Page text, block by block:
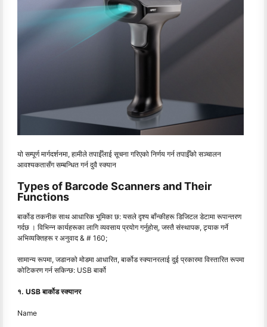
यो सम्पूर्ण मार्गदर्शनमा, हामीले तपाईँलाई सूचना गरिएको निर्णय गर्न तपाईँको सञ्चालन
आवश्यकतासँग सम्बन्धित गर्न दुवै स्क्यान
Types of Barcode Scanners and Their
Functions
बार्कोड तकनीक साथ आधारिक भूमिका छ: यसले दृश्य बाँन्कीहरू डिजिटल डेटामा रूपान्तरण
गर्दछ । विभिन्न कार्यहरूका लागि व्यवसाय प्रयोग गर्नुहोस्, जस्तै संस्थापक, ट्र्याक गर्ने
अभिव्यक्तिहरू र अनुवाद & # 160;
सामान्य रूपमा, जडानको मोडमा आधारित, बार्कोड स्क्यानरलाई दुई प्रकारमा विस्तारित रूपमा
कोटिकरण गर्न सकिन्छ: USB बार्को
१. USB बार्कोड स्क्यानर
Name